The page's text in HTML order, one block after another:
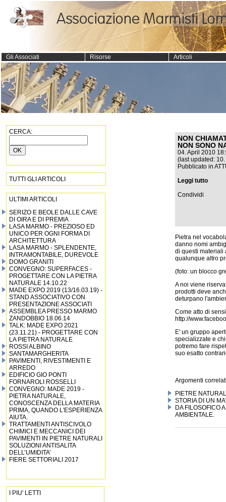
Gli Associati Risorse Articoli
CERCA:
TUTTI GLI ARTICOLI
ULTIMI ARTICOLI
SERIZO E BEOLE DALLE CAVE
DI OIRA E DI PREMIA
LASA MARMO - PREZIOSO ED
UNICO PER OGNI FORMA DI
ARCHITETTURA
LASA MARMO - SPLENDENTE,
INTRAMONTABILE, DUREVOLE
DOMO GRANITI
CONVEGNO: SUPERFACES -
PROGETTARE CON LA PIETRA
NATURALE 14.10.22
MADE EXPO 2019 (13/16.03.19) -
STAND ASSOCIATIVO CON
PRESENTAZIONE ASSOCIATI
ASSEMBLEA PRESSO MARMO
ZANDOBBIO 18.06.14
TALK: MADE EXPO 2021
(23.11.21) - PROGETTARE CON
LA PIETRA NATURALE
ROSSI ALBINO
SANTAMARGHERITA
PAVIMENTI, RIVESTIMENTI E
ARREDO
EDIFICIO GIO PONTI
FORNAROLI ROSSELLI
CONVEGNO: MADE 2019 -
PIETRA NATURALE,
CONOSCENZA DELLA MATERIA
PRIMA, QUANDO L'ESPERIENZA
AIUTA.
TRATTAMENTI ANTISCIVOLO
CHIMICI E MECCANICI DEI
PAVIMENTI IN PIETRE NATURALI
SOLUZIONI ANTISALITA
DELL’UMIDITA’
FIERE SETTORIALI 2017
I PIU' LETTI
NON
NON SONO
04. April 2010
(last updated:
Pubblicato in
Leggi tutto
Condividi
Pietra nel
danno nomi
di questi materiali
qualunque altro
(foto: un blocco
A noi viene
prodotti deve
deturpano
Come atto di
http://
E' un gruppo
specializzate e
potremo fare
suo esatto
Argomenti
PIETRE
STORIA DI UN
DA FILOSOFICO
AMBIENTALE.